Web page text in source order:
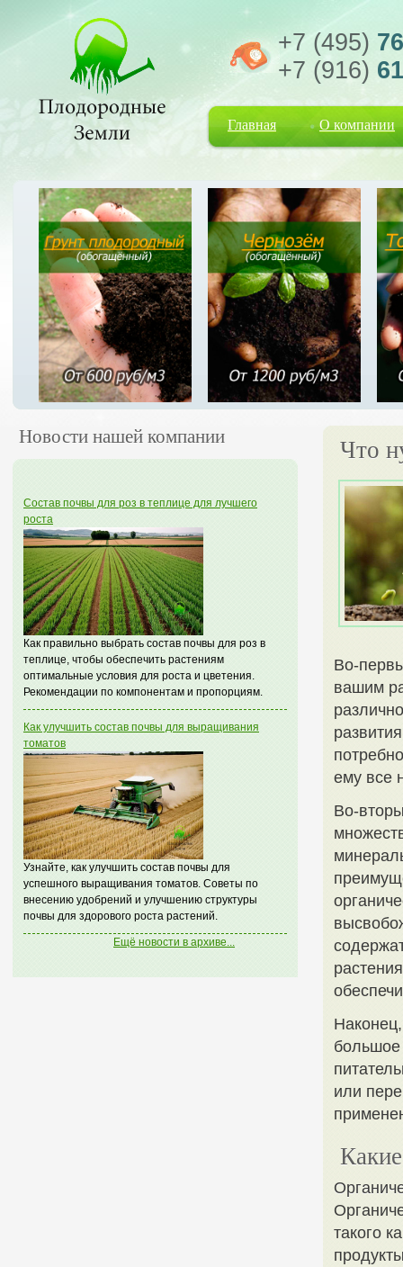
+7 (495)
+7 (916)
Главная О компании
Новости нашей компании
Состав почвы для роз в теплице для лучшего
роста
Как правильно выбрать состав почвы для роз в
теплице, чтобы обеспечить растениям
оптимальные условия для роста и цветения.
Рекомендации по компонентам и пропорциям.
Как улучшить состав почвы для выращивания
томатов
Узнайте, как улучшить состав почвы для
успешного выращивания томатов. Советы по
внесению удобрений и улучшению структуры
почвы для здорового роста растений.
Ещё новости в архиве...
Что
Во-
вашим
ему все
Во-
большое
или
такого